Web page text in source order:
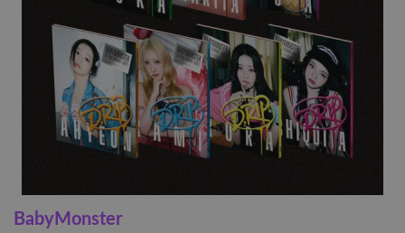
BabyMonster